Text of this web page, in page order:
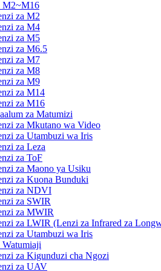
M2~M16
za M2
za M4
za M5
za M6.5
za M7
za M8
za M9
za M14
za M16
za Matumizi
za Mkutano wa Video
za Utambuzi wa Iris
za Leza
za ToF
za Maono ya Usiku
za Kuona Bunduki
za NDVI
za SWIR
za MWIR
za LWIR (Lenzi za Infrared za
za Utambuzi wa Iris
za Kigunduzi cha Ngozi
za UAV